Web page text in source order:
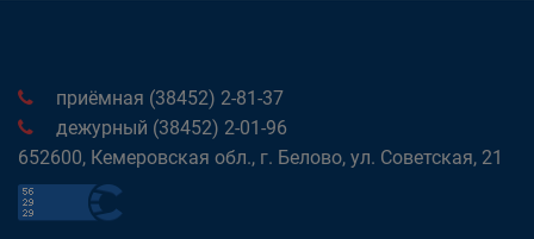
приёмная (38452) 2-81-37
дежурный (38452) 2-01-96
652600, Кемеровская обл., г. Белово, ул. Советская, 21